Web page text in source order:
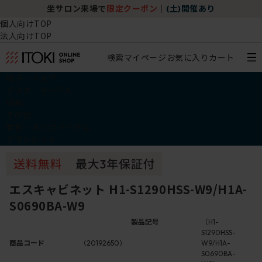
坐サロン来場で 限定クーポン (土)開催あり
個人向けTOP
法人向けTOP
検索マイページ お気に入り カート
エスキャビネット H1-S1290HSS-W9/H1A-
S0690BA-W9
商品コード （20192650）
製品記号
（H1-
S1290HSS-
W9/H1A-
S0690BA-